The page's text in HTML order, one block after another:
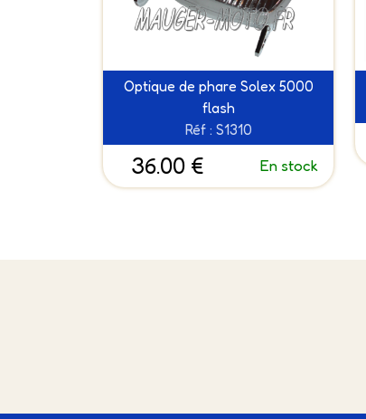
Optique de phare Solex 5000
flash
Réf : S1310
36.00 € En stock